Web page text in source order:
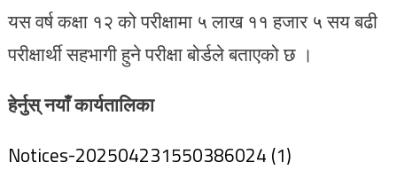
यस वर्ष कक्षा १२ को परीक्षामा ५ लाख ११ हजार ५ सय बढी
परीक्षार्थी सहभागी हुने परीक्षा बोर्डले बताएको छ ।
हेर्नुस् नयाँ कार्यतालिका
Notices-202504231550386024 (1)